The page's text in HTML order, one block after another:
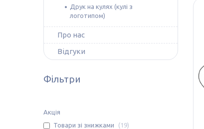
Друк на кулях (кулі з
логотипом)
Про нас
Відгуки
Фільтри
Акція
Товари зі знижками
19